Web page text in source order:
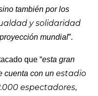
también por los
y solidaridad
mundial”.
que “esta gran
cuenta con unestadio
espectadores,